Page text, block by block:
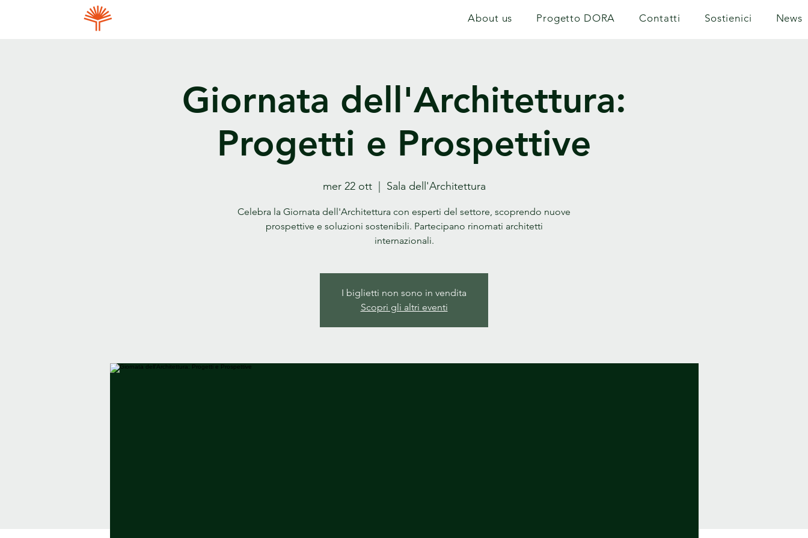
About us Progetto DORA Contatti Sostienici News
Giornata dell'Architettura:
Progetti e Prospettive
mer 22 ott
  |
Sala dell'Architettura
Celebra la Giornata dell'Architettura con esperti del settore, scoprendo nuove
prospettive e soluzioni sostenibili. Partecipano rinomati architetti
internazionali.
I biglietti non sono in vendita
Scopri gli altri eventi